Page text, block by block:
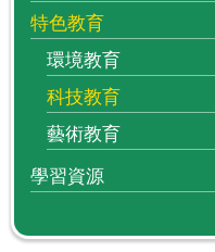
特色教育
環境教育
科技教育
藝術教育
學習資源